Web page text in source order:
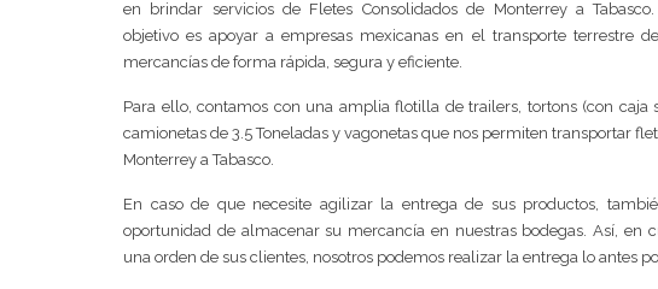
en brindar servicios de Fletes Consolidados de Monterrey a
objetivo es apoyar a empresas mexicanas en el transporte terrestre
mercancías de forma rápida, segura y eficiente.
Para ello, contamos con una amplia flotilla de trailers, tortons (con caja
camionetas de 3.5 Toneladas y vagonetas que nos permiten transportar
Monterrey a Tabasco.
En caso de que necesite agilizar la entrega de sus productos,
oportunidad de almacenar su mercancía en nuestras bodegas. Así, en
una orden de sus clientes, nosotros podemos realizar la entrega lo antes